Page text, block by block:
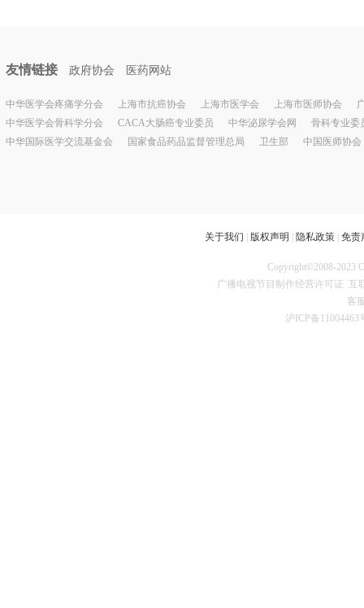
友情链接 政府协会 医药网站
中华医学会疼痛学分会 上海市抗癌协会 上海市医学会 上海市医师协会
中华医学会骨科学分会
CACA大肠癌专业委员 中华泌尿学会网
骨科专业委
中华国际医学交流基金会
国家食品药品监督管理总局 卫生部 中国医师协会
关于我们 版权声明 隐私政策 免责
Copyright©2008-2023
广播电视节目制作经营许可证 互
客
沪ICP备11004463